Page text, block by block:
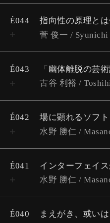
É044
指向性の原理と
菅 俊一 / Syunichi
É043 「幽体離脱の芸
古谷 利裕 /
É042
水野 勝仁 /
É041
水野 勝仁 /
É040
まえがき、或い